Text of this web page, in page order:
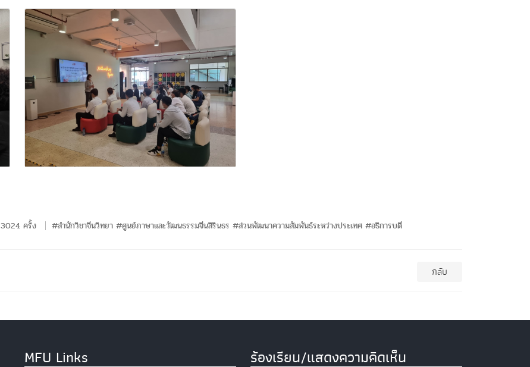
3024 ครั้ง #สำนักวิชาจีนวิทยา #ศูนย์ภาษาและวัฒนธรรมจีนสิรินธร #ส่วนพัฒนาความสัมพันธ์ระหว่างประเทศ #อธิการบดี
กลับ
MFU Links ร้องเรียน/แสดงความคิดเห็น